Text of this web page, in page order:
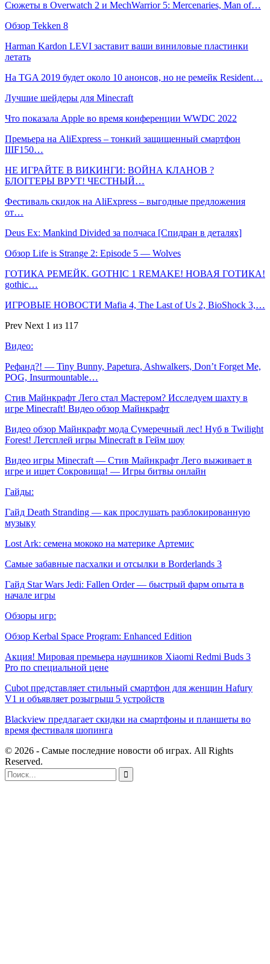
Сюжеты в Overwatch 2 и MechWarrior 5: Mercenaries, Man of…
Обзор Tekken 8
Harman Kardon LEVI заставит ваши виниловые пластинки
летать
На TGA 2019 будет около 10 анонсов, но не ремейк Resident…
Лучшие шейдеры для Minecraft
Что показала Apple во время конференции WWDC 2022
Премьера на AliExpress – тонкий защищенный смартфон
IIIF150…
НЕ ИГРАЙТЕ В ВИКИНГИ: ВОЙНА КЛАНОВ ?
БЛОГГЕРЫ ВРУТ! ЧЕСТНЫЙ…
Фестиваль скидок на AliExpress – выгодные предложения
от…
Deus Ex: Mankind Divided за полчаса [Спидран в деталях]
Обзор Life is Strange 2: Episode 5 — Wolves
ГОТИКА РЕМЕЙК. GOTHIC 1 REMAKE! НОВАЯ ГОТИКА!
gothic…
ИГРОВЫЕ НОВОСТИ Mafia 4, The Last of Us 2, BioShock 3,…
Prev Next 1 из 117
Видео:
Рефанд?! — Tiny Bunny, Papetura, Ashwalkers, Don’t Forget Me,
POG, Insurmountable…
Стив Майнкрафт Лего стал Мастером? Исследуем шахту в
игре Minecraft! Видео обзор Майнкрафт
Видео обзор Майнкрафт мода Сумеречный лес! Нуб в Twilight
Forest! Летсплей игры Minecraft в Гейм шоу
Видео игры Minecraft — Стив Майнкрафт Лего выживает в
игре и ищет Сокровища! — Игры битвы онлайн
Гайды:
Гайд Death Stranding — как прослушать разблокированную
музыку
Lost Ark: cемена мококо на материке Артемис
Самые забавные пасхалки и отсылки в Borderlands 3
Гайд Star Wars Jedi: Fallen Order — быстрый фарм опыта в
начале игры
Обзоры игр:
Обзор Kerbal Space Program: Enhanced Edition
Акция! Мировая премьера наушников Xiaomi Redmi Buds 3
Pro по специальной цене
Cubot представляет стильный смартфон для женщин Hafury
V1 и объявляет розыгрыш 5 устройств
Blackview предлагает скидки на смартфоны и планшеты во
время фестиваля шопинга
© 2026 - Самые последние новости об играх. All Rights
Reserved.